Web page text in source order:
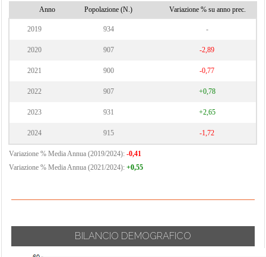
Anno Popolazione (N.) Variazione % su anno prec.
2019 934 -
2020 907 -2,89
2021 900 -0,77
2022 907 +0,78
2023 931 +2,65
2024 915 -1,72
Variazione % Media Annua (2019/2024): -0,41
Variazione % Media Annua (2021/2024): +0,55
BILANCIO DEMOGRAFICO